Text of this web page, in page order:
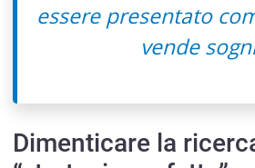
essere presentato
vende
Dimenticare la